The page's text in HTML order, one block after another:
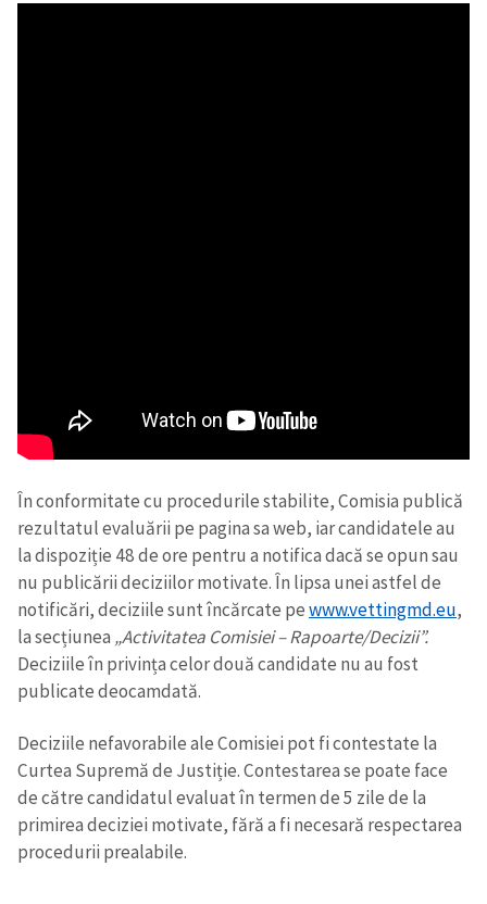
În conformitate cu procedurile stabilite, Comisia publică
rezultatul evaluării pe pagina sa web, iar candidatele au
la dispoziție 48 de ore pentru a notifica dacă se opun sau
nu publicării deciziilor motivate. În lipsa unei astfel de
notificări, deciziile sunt încărcate pewww.vettingmd.eu,
la secțiunea „Activitatea Comisiei – Rapoarte/Decizii”.
Deciziile în privința celor două candidate nu au fost
publicate deocamdată.
Deciziile nefavorabile ale Comisiei pot fi contestate la
Curtea Supremă de Justiție. Contestarea se poate face
de către candidatul evaluat în termen de 5 zile de la
primirea deciziei motivate, fără a fi necesară respectarea
procedurii prealabile.